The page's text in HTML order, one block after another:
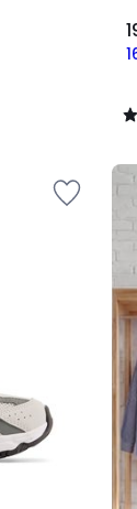
/
FINAL